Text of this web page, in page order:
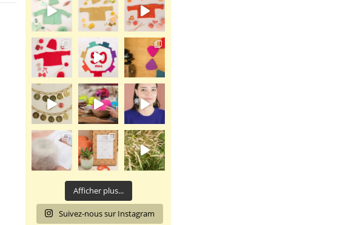
Afficher plus...
Suivez-nous sur Instagram